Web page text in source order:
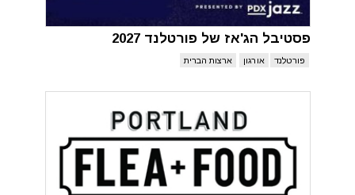
פסטיבל הג'אז של פורטלנד 2027
פורטלנד אורגון ארצות הברית